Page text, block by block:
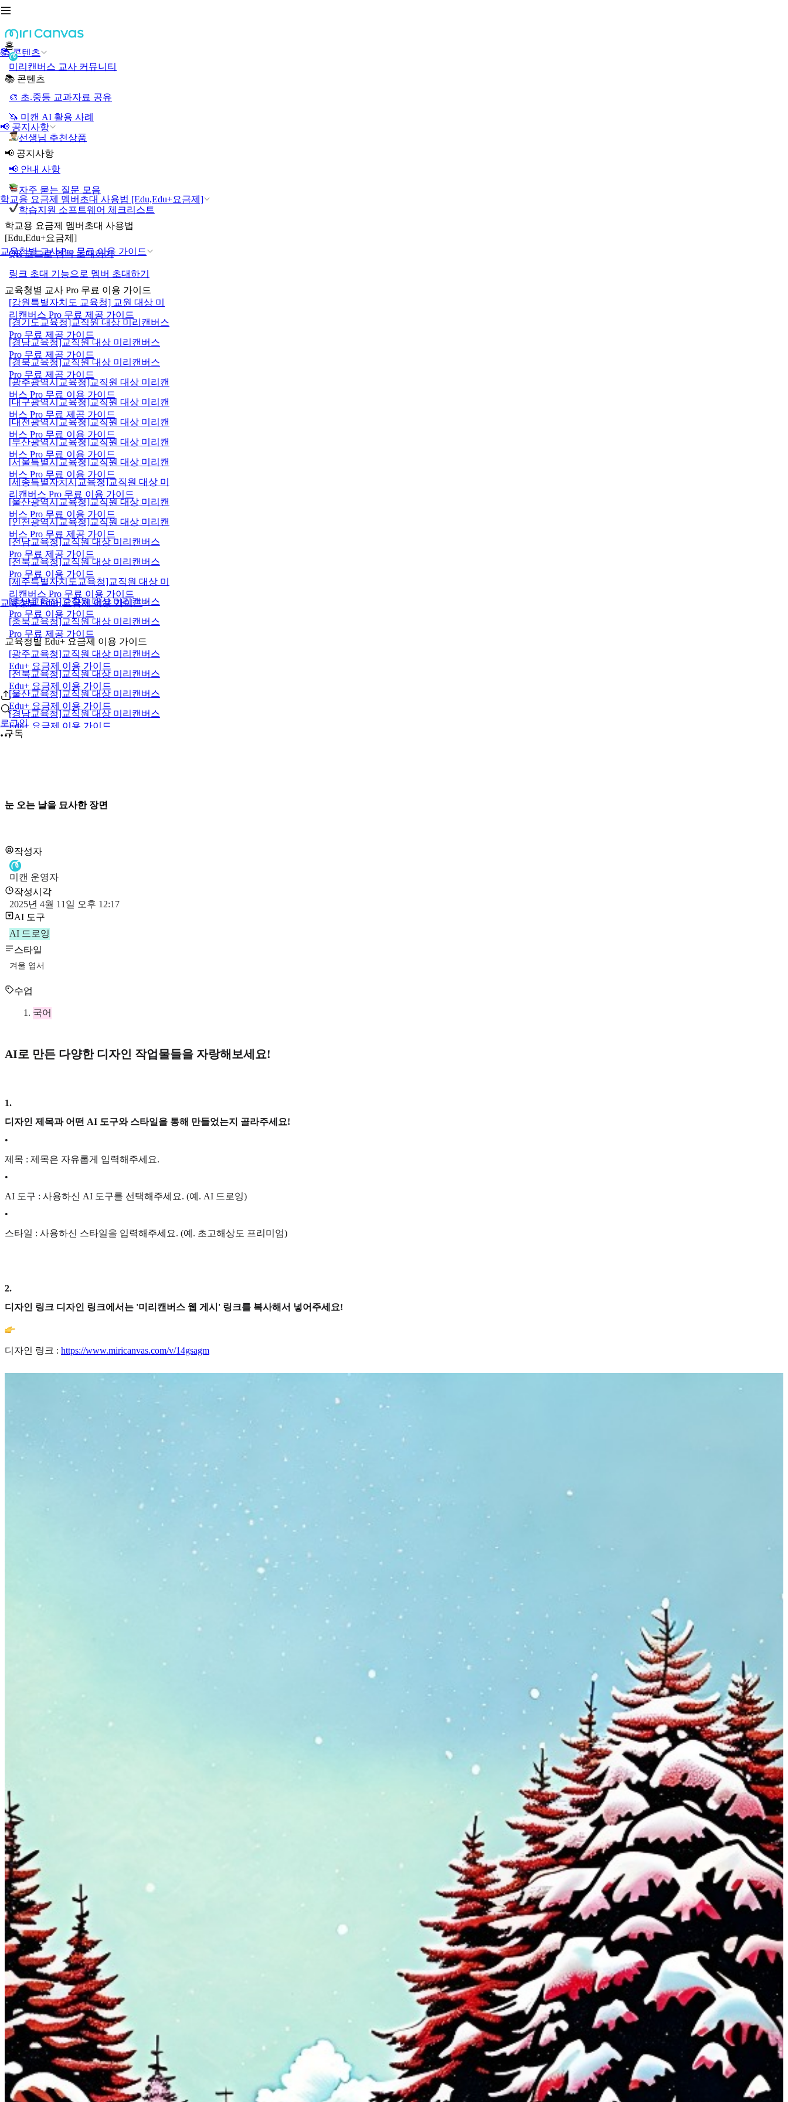
📚 콘텐츠
📢 공지사항
학교용 요금제 멤버초대 사용법 [Edu,Edu+요금제]
교육청별 교사 Pro 무료 이용 가이드
교육청별 Edu+ 요금제 이용 가이드
로그인
홈
미리캔버스 교사 커뮤니티
📚 콘텐츠
🎨 초.중등 교과자료 공유
🦄 미캔 AI 활용 사례
선생님 추천상품
📢 공지사항
📢 안내 사항
자주 묻는 질문 모음
학습지원 소프트웨어 체크리스트
학교용 요금제 멤버초대 사용법
[Edu,Edu+요금제]
QR 코드로 멤버 초대하기
링크 초대 기능으로 멤버 초대하기
교육청별 교사 Pro 무료 이용 가이드
[강원특별자치도 교육청] 교원 대상 미
리캔버스 Pro 무료 제공 가이드
[경기도교육청]교직원 대상 미리캔버스
Pro 무료 제공 가이드
[경남교육청]교직원 대상 미리캔버스
Pro 무료 제공 가이드
[경북교육청]교직원 대상 미리캔버스
Pro 무료 제공 가이드
[광주광역시교육청]교직원 대상 미리캔
버스 Pro 무료 이용 가이드
[대구광역시교육청]교직원 대상 미리캔
버스 Pro 무료 제공 가이드
[대전광역시교육청]교직원 대상 미리캔
버스 Pro 무료 이용 가이드
[부산광역시교육청]교직원 대상 미리캔
버스 Pro 무료 이용 가이드
[서울특별시교육청]교직원 대상 미리캔
버스 Pro 무료 이용 가이드
[세종특별자치시교육청]교직원 대상 미
리캔버스 Pro 무료 이용 가이드
[울산광역시교육청]교직원 대상 미리캔
버스 Pro 무료 이용 가이드
[인천광역시교육청]교직원 대상 미리캔
버스 Pro 무료 제공 가이드
[전남교육청]교직원 대상 미리캔버스
Pro 무료 제공 가이드
[전북교육청]교직원 대상 미리캔버스
Pro 무료 이용 가이드
[제주특별자치도교육청]교직원 대상 미
리캔버스 Pro 무료 이용 가이드
[충남교육청]교직원 대상 미리캔버스
Pro 무료 이용 가이드
[충북교육청]교직원 대상 미리캔버스
Pro 무료 제공 가이드
교육청별 Edu+ 요금제 이용 가이드
[광주교육청]교직원 대상 미리캔버스
Edu+ 요금제 이용 가이드
[전북교육청]교직원 대상 미리캔버스
Edu+ 요금제 이용 가이드
[울산교육청]교직원 대상 미리캔버스
Edu+ 요금제 이용 가이드
[경남교육청]교직원 대상 미리캔버스
Edu+ 요금제 이용 가이드
구독
눈 오는 날을 묘사한 장면
작성자
미캔 운영자
작성시각
2025년 4월 11일 오후 12:17
AI 도구
AI 드로잉
스타일
겨울 엽서
수업
국어
AI로 만든 다양한 디자인 작업물들을 자랑해보세요!
1.
디자인 제목과 어떤 AI 도구와 스타일을 통해 만들었는지 골라주세요!
•
제목 : 제목은 자유롭게 입력해주세요.
•
AI 도구 : 사용하신 AI 도구를 선택해주세요. (예. AI 드로잉)
•
스타일 : 사용하신 스타일을 입력해주세요. (예. 초고해상도 프리미엄)
2.
디자인 링크 디자인 링크에서는 '미리캔버스 웹 게시' 링크를 복사해서 넣어주세요!
디자인 링크 : https://www.miricanvas.com/v/14gsagm